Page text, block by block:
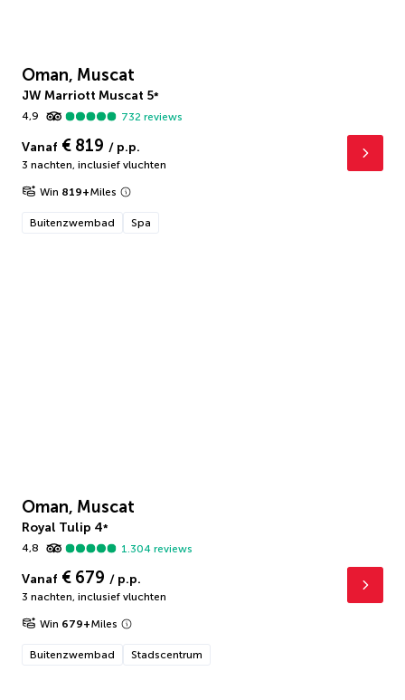
Oman, Muscat
JW Marriott Muscat 5*
4,9
732 reviews
Vanaf € 819 / p.p.
3 nachten, inclusief vluchten
Win 819+Miles
Buitenzwembad Spa
Oman, Muscat
Royal Tulip 4*
4,8
1.304 reviews
Vanaf € 679 / p.p.
3 nachten, inclusief vluchten
Win 679+Miles
Buitenzwembad Stadscentrum